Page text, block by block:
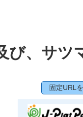
び、サツ
固定URL